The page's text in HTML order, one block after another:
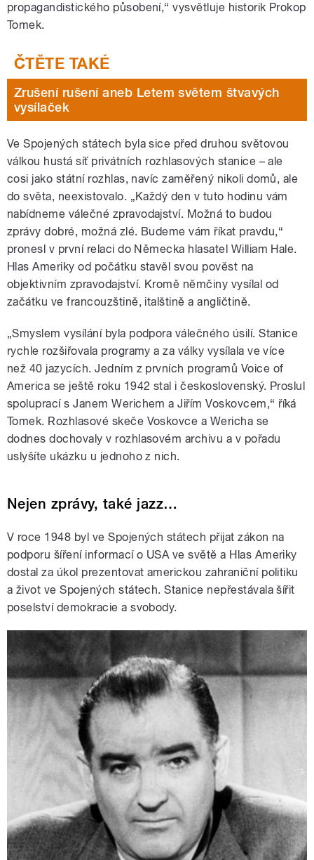
propagandistického působení,“ vysvětluje historik Prokop
Tomek.
Zrušení rušení aneb Letem světem štvavých
vysílaček
Ve Spojených státech byla sice před druhou světovou
válkou hustá síť privátních rozhlasových stanice – ale
cosi jako státní rozhlas, navíc zaměřený nikoli domů, ale
do světa, neexistovalo. „Každý den v tuto hodinu vám
nabídneme válečné zpravodajství. Možná to budou
zprávy dobré, možná zlé. Budeme vám říkat pravdu,“
pronesl v první relaci do Německa hlasatel William Hale.
Hlas Ameriky od počátku stavěl svou pověst na
objektivním zpravodajství. Kromě němčiny vysílal od
začátku ve francouzštině, italštině a angličtině.
„Smyslem vysílání byla podpora válečného úsilí. Stanice
rychle rozšiřovala programy a za války vysílala ve více
než 40 jazycích. Jedním z prvních programů Voice of
America se ještě roku 1942 stal i československý. Proslul
spoluprací s Janem Werichem a Jiřím Voskovcem,“ říká
Tomek. Rozhlasové skeče Voskovce a Wericha se
dodnes dochovaly v rozhlasovém archivu a v pořadu
uslyšíte ukázku u jednoho z nich.
Nejen zprávy, také jazz…
V roce 1948 byl ve Spojených státech přijat zákon na
podporu šíření informací o USA ve světě a Hlas Ameriky
dostal za úkol prezentovat americkou zahraniční politiku
a život ve Spojených státech. Stanice nepřestávala šířit
poselství demokracie a svobody.